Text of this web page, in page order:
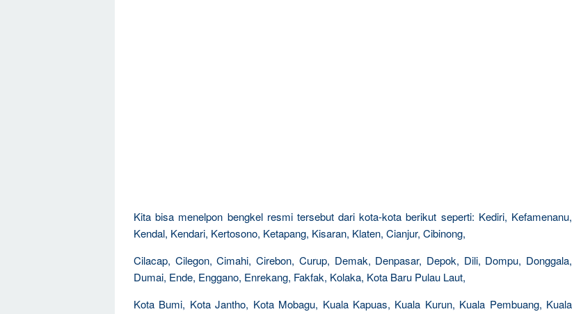
Kita bisa menelpon bengkel resmi tersebut dari kota-kota berikut seperti: Kediri, Kefamenanu,
Kendal, Kendari, Kertosono, Ketapang, Kisaran, Klaten, Cianjur, Cibinong,
Cilacap, Cilegon, Cimahi, Cirebon, Curup, Demak, Denpasar, Depok, Dili, Dompu, Donggala,
Dumai, Ende, Enggano, Enrekang, Fakfak, Kolaka, Kota Baru Pulau Laut,
Kota Bumi, Kota Jantho, Kota Mobagu, Kuala Kapuas, Kuala Kurun, Kuala Pembuang, Kuala